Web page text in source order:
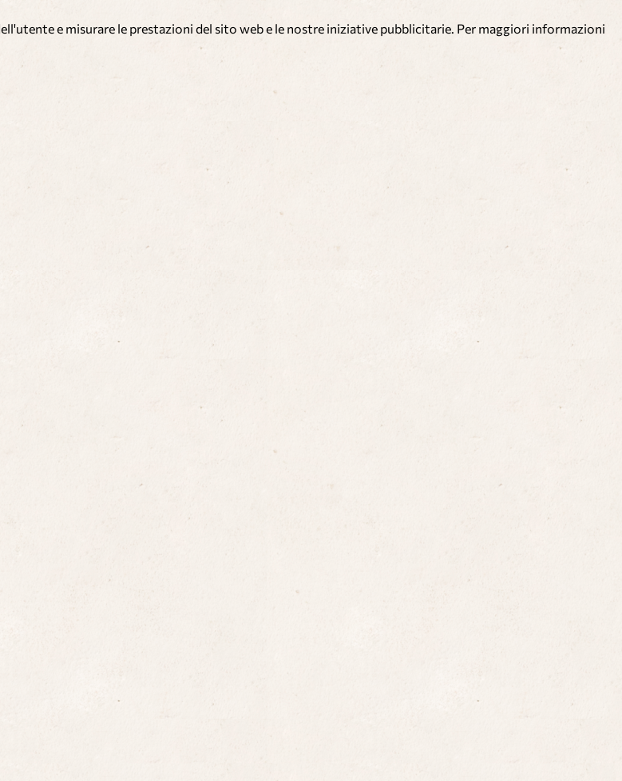
e misurare le prestazioni del sito web e le nostre iniziative pubblicitarie. Per maggiori informazioni